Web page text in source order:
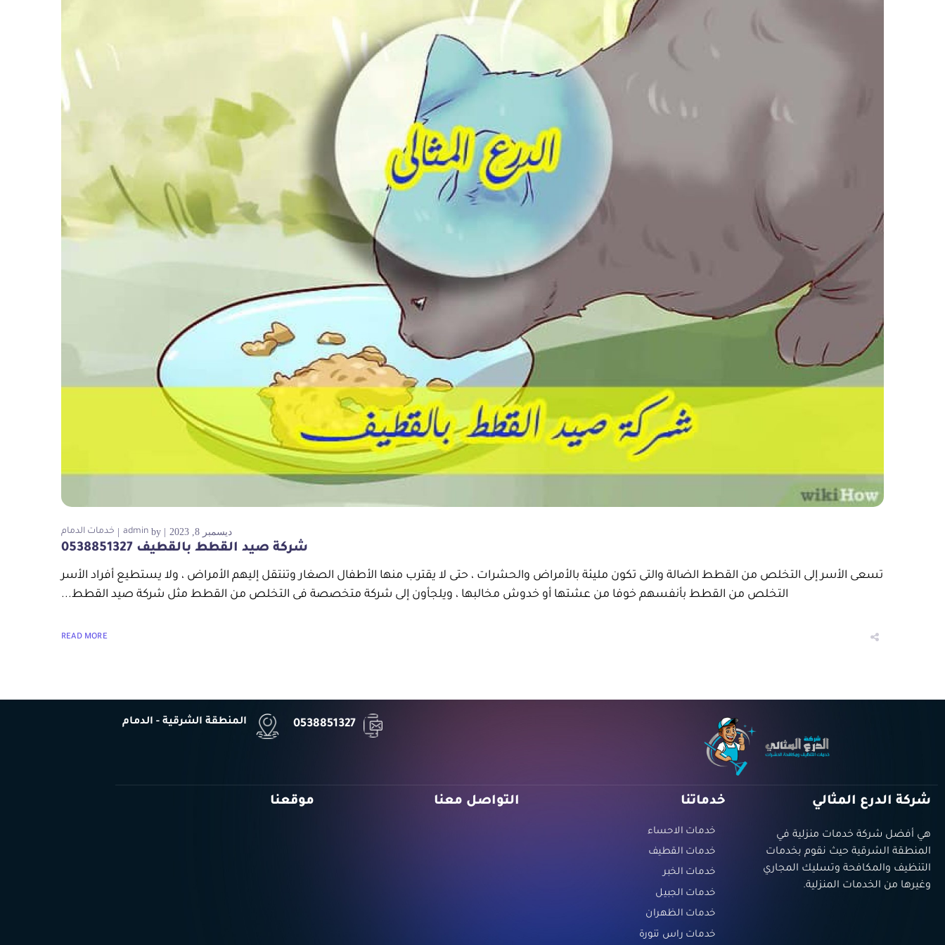
ديسمبر 8, 2023 by
admin خدمات الدمام
شركة صيد القطط بالقطيف 0538851327
تسعى الأسر إلى التخلص من القطط الضالة والتى تكون مليئة بالأمراض والحشرات ، حتى لا يقترب منها الأطفال الصغار وتنتقل إليهم الأمراض ، ولا يستطيع أفراد الأسر
التخلص من القطط بأنفسهم خوفا من عشتها أو خدوش مخالبها ، ويلجأون إلى شركة متخصصة فى التخلص من القطط مثل شركة صيد القطط...
READ MORE
0538851327 المنطقة الشرقية - الدمام
شركة الدرع المثالي
هي أفضل شركة خدمات منزلية في
المنطقة الشرقية حيث نقوم بخدمات
التنظيف والمكافحة وتسليك المجاري
وغيرها من الخدمات المنزلية.
خدماتنا
خدمات الاحساء
خدمات القطيف
خدمات الخبر
خدمات الجبيل
خدمات الظهران
خدمات راس تنورة
التواصل معنا موقعنا